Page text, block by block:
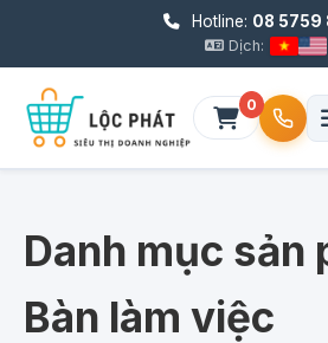
Hotline: 08 5759
Dịch:
0
Danh mục sản
Bàn làm việc